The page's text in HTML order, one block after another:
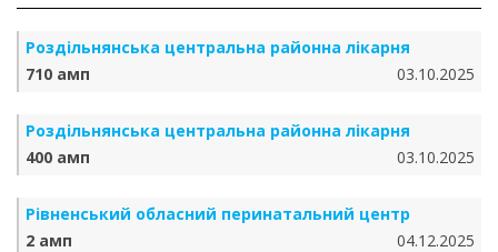
Роздільнянська центральна районна лікарня
710 амп
03.10.2025
Роздільнянська центральна районна лікарня
400 амп
03.10.2025
Рівненський обласний перинатальний центр
2 амп
04.12.2025